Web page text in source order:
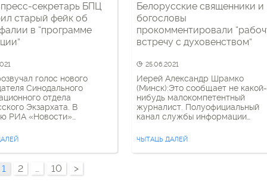
секретарь БПЦ
старый фейк об
в “программе
голос нового
Синодального
отдела
Экзархата. В
РИА «Новости»
на тему автокефалии
Православной
со слов экс-
продвигают некие
«сломать
Белорусские священники и
богословы
прокомментировали “рабочую
встречу с духовенством”
25.06.2021
Иерей Александр Шрамко
(Минск):Это сообщает не какой-
нибудь малокомпетентный
журналист. Полуофициальный
канал службы информации
встречу…» То есть как начальник
подчиненными. Научит, как
правильно молиться. Вот
ЧЫТАЦЬ ДАЛЕЙ
1 2 … 10 >